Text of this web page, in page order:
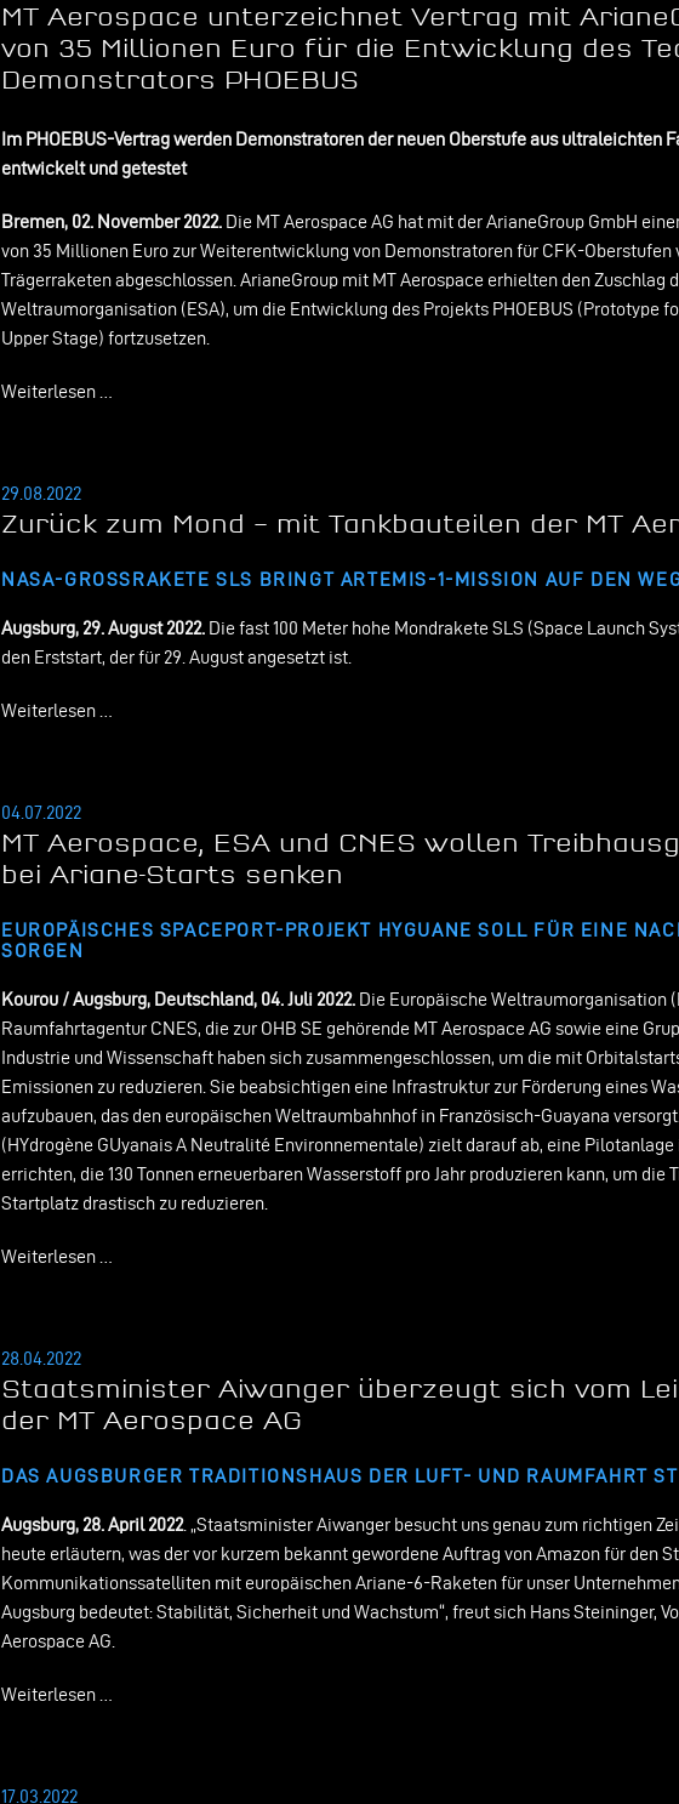
MT Aerospace unterzeichnet Vertrag mit
von 35 Millionen Euro für die Entwicklung des
Demonstrators PHOEBUS
Im PHOEBUS-Vertrag werden Demonstratoren der neuen Oberstufe aus ultraleichten
entwickelt und getestet
Bremen, 02. November 2022. Die MT Aerospace AG hat mit der ArianeGroup GmbH
von 35 Millionen Euro zur Weiterentwicklung von Demonstratoren für CFK-Oberstufen
Trägerraketen abgeschlossen. ArianeGroup mit MT Aerospace erhielten den Zuschlag
Weltraumorganisation (ESA), um die Entwicklung des Projekts PHOEBUS (Prototype
Upper Stage) fortzusetzen.
Weiterlesen …
29.08.2022
Zurück zum Mond – mit Tankbauteilen der MT
NASA-GROSSRAKETE SLS BRINGT ARTEMIS-1-MISSION AUF DEN WEG
Augsburg, 29. August 2022. Die fast 100 Meter hohe Mondrakete SLS (Space Launch
den Erststart, der für 29. August angesetzt ist.
Weiterlesen …
04.07.2022
MT Aerospace, ESA und CNES wollen
bei Ariane-Starts senken
EUROPÄISCHES SPACEPORT-PROJEKT HYGUANE SOLL FÜR EINE
SORGEN
Kourou / Augsburg, Deutschland, 04. Juli 2022. Die Europäische Weltraumorganisation
Raumfahrtagentur CNES, die zur OHB SE gehörende MT Aerospace AG sowie eine
Industrie und Wissenschaft haben sich zusammengeschlossen, um die mit
Emissionen zu reduzieren. Sie beabsichtigen eine Infrastruktur zur Förderung eines
aufzubauen, das den europäischen Weltraumbahnhof in Französisch-Guayana
(HYdrogène GUyanais A Neutralité Environnementale) zielt darauf ab, eine
errichten, die 130 Tonnen erneuerbaren Wasserstoff pro Jahr produzieren kann, um die
Startplatz drastisch zu reduzieren.
Weiterlesen …
28.04.2022
Staatsminister Aiwanger überzeugt sich vom
der MT Aerospace AG
DAS AUGSBURGER TRADITIONSHAUS DER LUFT- UND RAUMFAHRT
Augsburg, 28. April 2022. „Staatsminister Aiwanger besucht uns genau zum richtigen
heute erläutern, was der vor kurzem bekannt gewordene Auftrag von Amazon für den
Kommunikationssatelliten mit europäischen Ariane-6-Raketen für unser
Augsburg bedeutet: Stabilität, Sicherheit und Wachstum“, freut sich Hans Steininger,
Aerospace AG.
Weiterlesen …
17.03.2022